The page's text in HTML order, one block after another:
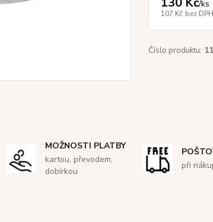
/ks
107 Kč bez DPH
Číslo produktu:
MOŽNOSTI PLATBY
kartou, převodem,
dobírkou
při